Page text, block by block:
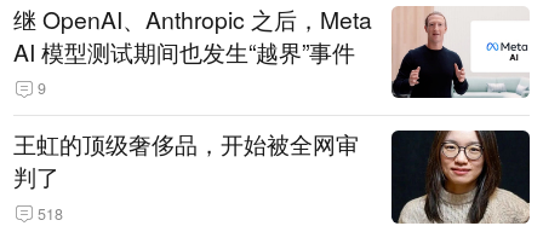
继 OpenAI、Anthropic 之后，Meta
AI 模型测试期间也发生“越界”事件
9
王虹的顶级奢侈品，开始被全网审
判了
518